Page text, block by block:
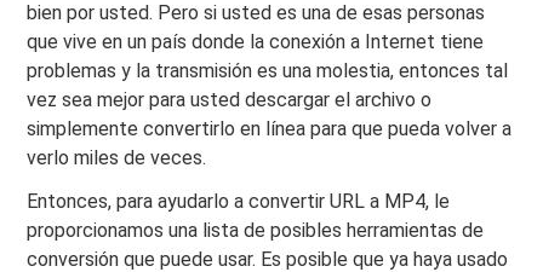
bien por usted. Pero si usted es una de esas personas
que vive en un país donde la conexión a Internet tiene
problemas y la transmisión es una molestia, entonces tal
vez sea mejor para usted descargar el archivo o
simplemente convertirlo en línea para que pueda volver a
verlo miles de veces.
Entonces, para ayudarlo a convertir URL a MP4, le
proporcionamos una lista de posibles herramientas de
conversión que puede usar. Es posible que ya haya usado